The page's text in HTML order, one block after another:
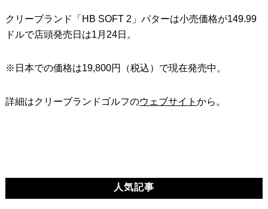
クリーブランド「HB SOFT 2」パターは小売価格が149.99
ドルで店頭発売日は1月24日。
※日本での価格は19,800円（税込）で現在発売中。
詳細はクリーブランドゴルフのウェブサイト から。
人気記事